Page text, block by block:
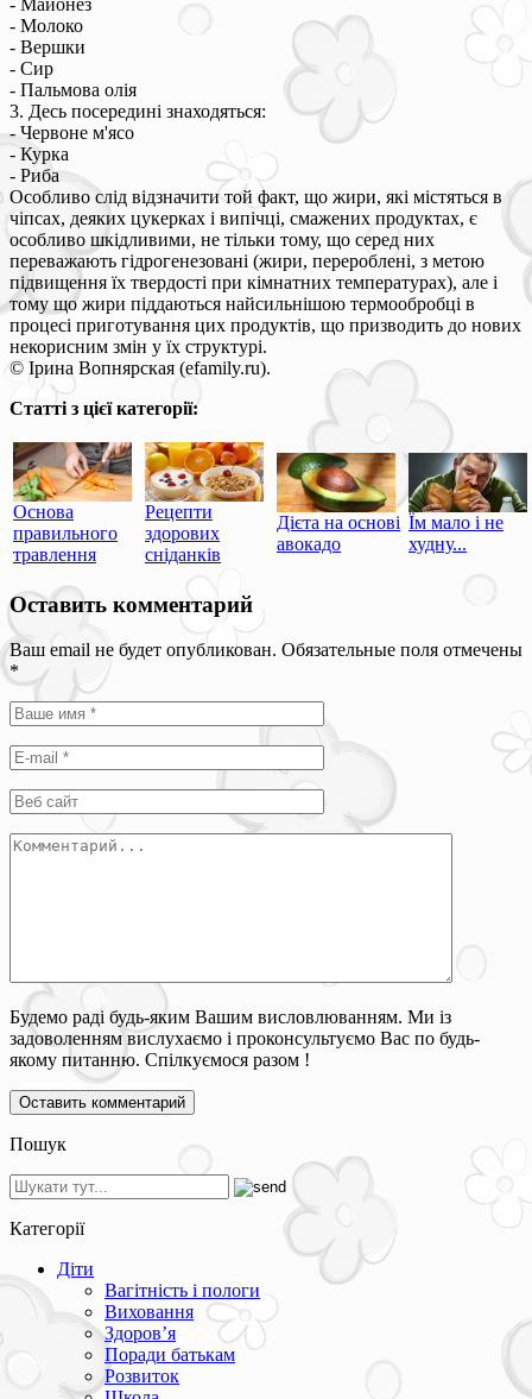
- Молоко
- Вершки
- Сир
- Пальмова олія
3. Десь посередині знаходяться:
- Червоне м'ясо
- Курка
- Риба
Особливо слід відзначити той факт, що жири, які містяться в
чіпсах, деяких цукерках і випічці, смажених продуктах, є
особливо шкідливими, не тільки тому, що серед них
переважають гідрогенезовані (жири, перероблені, з метою
підвищення їх твердості при кімнатних температурах), але і
тому що жири піддаються найсильнішою термообробці в
процесі приготування цих продуктів, що призводить до нових
некорисним змін у їх структурі.
© Ірина Вопнярская (efamily.ru).
Статті з цієї категорії:
Основа
правильного
травлення
Рецепти
здорових
сніданків
Дієта на основі
авокадо
Їм мало і не
худну...
Оставить комментарий
Ваш email не будет опубликован. Обязательные поля отмечены
*
Будемо раді будь-яким Вашим висловлюванням. Ми із
задоволенням вислухаємо і проконсультуємо Вас по будь-
якому питанню. Спілкуємося разом !
Пошук
Категорії
Діти
Вагітність і пологи
Виховання
Здоров’я
Поради батькам
Розвиток